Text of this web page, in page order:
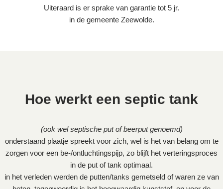
Uiteraard is er sprake van garantie tot 5 jr.
in de gemeente Zeewolde.
Hoe werkt een septic tank
(ook wel septische put of beerput genoemd)
onderstaand plaatje spreekt voor zich, wel is het van belang om te
zorgen voor een be-/ontluchtingspijp, zo blijft het verteringsproces
in de put of tank optimaal.
in het verleden werden de putten/tanks gemetseld of waren ze van